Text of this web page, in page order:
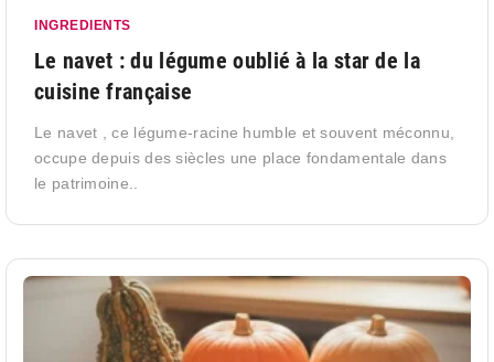
INGREDIENTS
Le navet : du légume oublié à la star de la
cuisine française
Le navet , ce légume-racine humble et souvent méconnu,
occupe depuis des siècles une place fondamentale dans
le patrimoine..